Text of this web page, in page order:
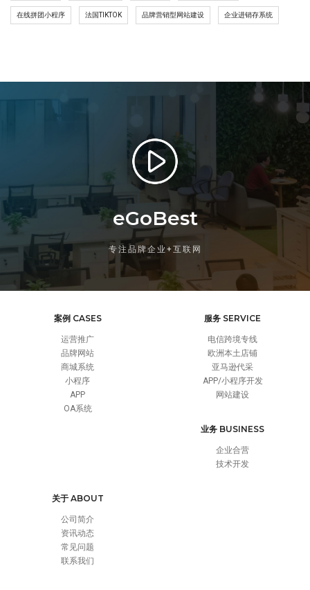
在线拼团小程序 法国TIKTOK 品牌营销型网站建设 企业进销存系统
eGoBest
专注品牌企业+互联网
案例 CASES
运营推广
品牌网站
商城系统
小程序
APP
OA系统
服务 SERVICE
电信跨境专线
欧洲本土店铺
亚马逊代采
APP/小程序开发
网站建设
业务 BUSINESS
企业合营
技术开发
关于 ABOUT
公司简介
资讯动态
常见问题
联系我们